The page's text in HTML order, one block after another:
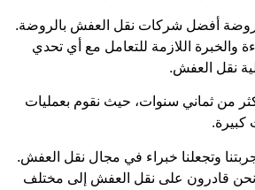
أفضل شركات نقل العفش بالروضة.
والخبرة اللازمة للتعامل مع أي تحدي
نقل العفش.
من ثماني سنوات، حيث نقوم بعمليات
كبيرة.
وتجعلنا خبراء في مجال نقل العفش.
نحن قادرون على نقل العفش إلى مختلف